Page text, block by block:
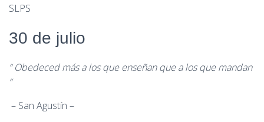
SLPS
30 de julio
“ Obedeced más a los que enseñan que a los que mandan
“
– San Agustín –